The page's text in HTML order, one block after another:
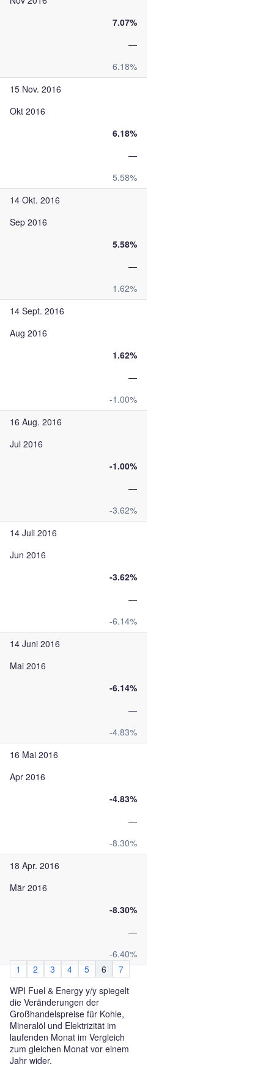
7.07%
—
6.18%
15 Nov. 2016
Okt 2016
6.18%
—
5.58%
14 Okt. 2016
Sep 2016
5.58%
—
1.62%
14 Sept. 2016
Aug 2016
1.62%
—
-1.00%
16 Aug. 2016
Jul 2016
-1.00%
—
-3.62%
14 Juli 2016
Jun 2016
-3.62%
—
-6.14%
14 Juni 2016
Mai 2016
-6.14%
—
-4.83%
16 Mai 2016
Apr 2016
-4.83%
—
-8.30%
18 Apr. 2016
Mär 2016
-8.30%
—
-6.40%
1
2 3 4 5 6
7
WPI Fuel & Energy y/y spiegelt
die Veränderungen der
Großhandelspreise für Kohle,
Mineralöl und Elektrizität im
laufenden Monat im Vergleich
zum gleichen Monat vor einem
Jahr wider.